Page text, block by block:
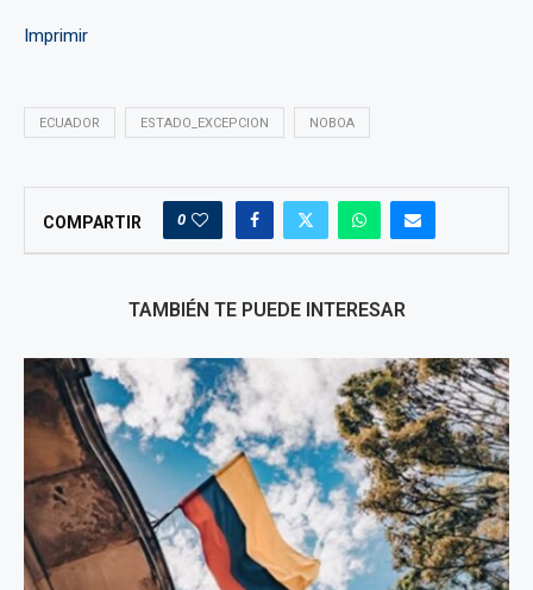
Imprimir
ECUADOR ESTADO_EXCEPCION NOBOA
COMPARTIR 0
TAMBIÉN TE PUEDE INTERESAR